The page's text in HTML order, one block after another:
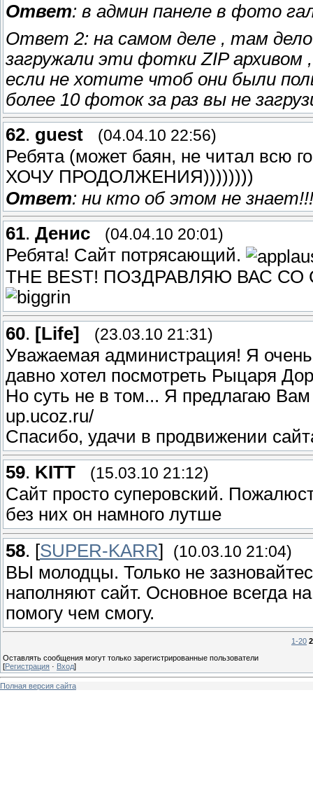
Ответ: в админ панеле в фото
Ответ 2: на самом деле , там
загружали эти фотки ZIP архивом
если не хотите чтоб они были
более 10 фоток за раз вы не
62. guest (04.04.10 22:56)
Ребята (может баян, не читал всю
ХОЧУ ПРОДОЛЖЕНИЯ))))))))
Ответ: ни кто об этом не
61. Денис (04.04.10 20:01)
Ребята! Сайт потрясающий.
THE BEST! ПОЗДРАВЛЯЮ ВАС
60. [Life] (23.03.10 21:31)
Уважаемая администрация! Я
давно хотел посмотреть Рыцаря
Но суть не в том... Я предлагаю
up.ucoz.ru/
Спасибо, удачи в продвижении
59. KITT (15.03.10 21:12)
Сайт просто суперовский.
без них он намного лутше
58. [SUPER-KARR] (10.03.10 21:04)
ВЫ молодцы. Только не
наполняют сайт. Основное всегда
помогу чем смогу.
1-20
Оставлять сообщения могут только зарегистрированные пользователи
[Регистрация · Вход]
Полная версия сайта